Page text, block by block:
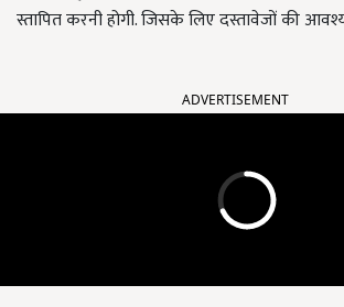
स्तापित करनी होगी. जिसके लिए दस्तावेजों की
ADVERTISEMENT